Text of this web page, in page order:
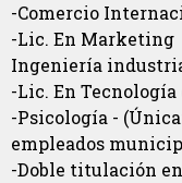
-Comercio
-Lic. En Marketing
Ingeniería
-Lic. En
-Psicología -
empleados
-Doble titulación